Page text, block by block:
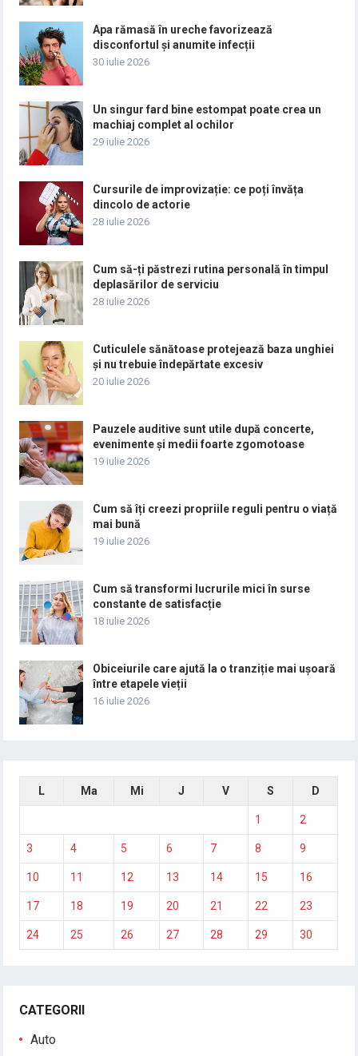
Apa rămasă în ureche favorizează
disconfortul și anumite infecții
30 iulie 2026
Un singur fard bine estompat poate crea un
machiaj complet al ochilor
29 iulie 2026
Cursurile de improvizație: ce poți învăța
dincolo de actorie
28 iulie 2026
Cum să-ți păstrezi rutina personală în timpul
deplasărilor de serviciu
28 iulie 2026
Cuticulele sănătoase protejează baza unghiei
și nu trebuie îndepărtate excesiv
20 iulie 2026
Pauzele auditive sunt utile după concerte,
evenimente și medii foarte zgomotoase
19 iulie 2026
Cum să îți creezi propriile reguli pentru o viață
mai bună
19 iulie 2026
Cum să transformi lucrurile mici în surse
constante de satisfacție
18 iulie 2026
Obiceiurile care ajută la o tranziție mai ușoară
între etapele vieții
16 iulie 2026
L Ma Mi J V S D
1 2
3 4 5 6 7 8 9
10 11 12 13 14 15 16
17 18 19 20 21 22 23
24 25 26 27 28 29 30
CATEGORII
Auto